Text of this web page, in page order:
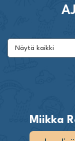
Miikka